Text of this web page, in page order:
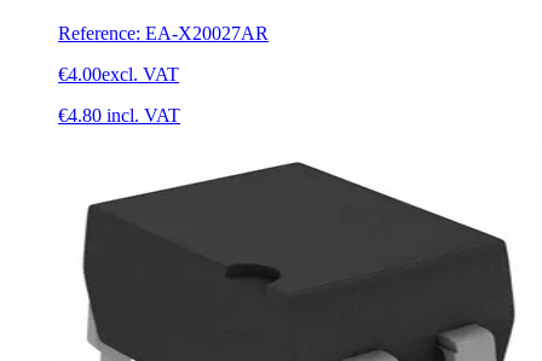
Reference: EA-X20027AR
€4.00excl. VAT
€4.80 incl. VAT